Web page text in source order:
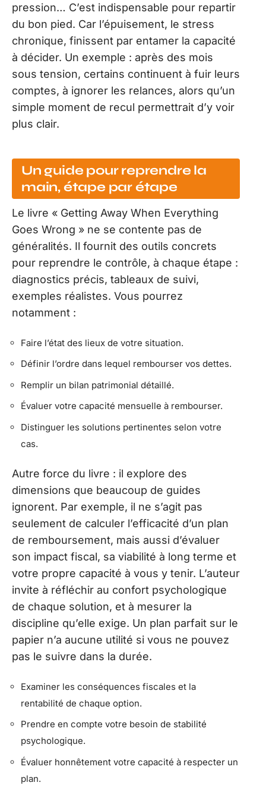
pression… C’est indispensable pour repartir
du bon pied. Car l’épuisement, le stress
chronique, finissent par entamer la capacité
à décider. Un exemple : après des mois
sous tension, certains continuent à fuir leurs
comptes, à ignorer les relances, alors qu’un
simple moment de recul permettrait d’y voir
plus clair.
Un guide pour reprendre la
main, étape par étape
Le livre « Getting Away When Everything
Goes Wrong » ne se contente pas de
généralités. Il fournit des outils concrets
pour reprendre le contrôle, à chaque étape :
diagnostics précis, tableaux de suivi,
exemples réalistes. Vous pourrez
notamment :
Faire l’état des lieux de votre situation.
Définir l’ordre dans lequel rembourser vos dettes.
Remplir un bilan patrimonial détaillé.
Évaluer votre capacité mensuelle à rembourser.
Distinguer les solutions pertinentes selon votre
cas.
Autre force du livre : il explore des
dimensions que beaucoup de guides
ignorent. Par exemple, il ne s’agit pas
seulement de calculer l’efficacité d’un plan
de remboursement, mais aussi d’évaluer
son impact fiscal, sa viabilité à long terme et
votre propre capacité à vous y tenir. L’auteur
invite à réfléchir au confort psychologique
de chaque solution, et à mesurer la
discipline qu’elle exige. Un plan parfait sur le
papier n’a aucune utilité si vous ne pouvez
pas le suivre dans la durée.
Examiner les conséquences fiscales et la
rentabilité de chaque option.
Prendre en compte votre besoin de stabilité
psychologique.
Évaluer honnêtement votre capacité à respecter un
plan.